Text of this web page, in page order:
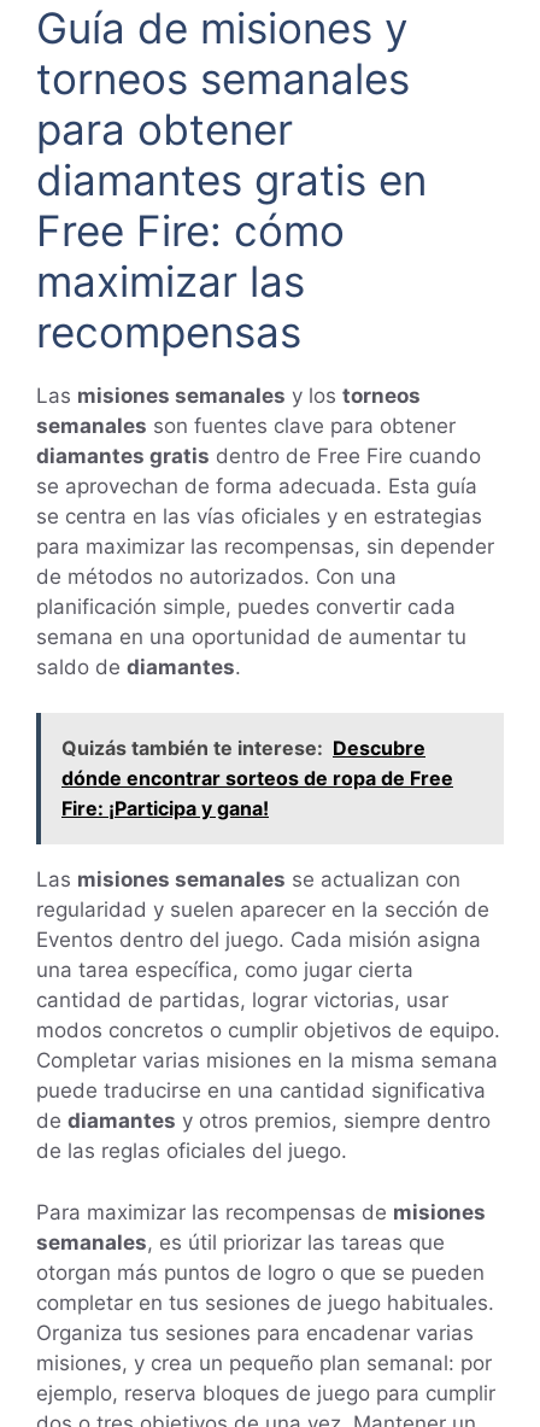
Guía de misiones y
torneos semanales
para obtener
diamantes gratis en
Free Fire: cómo
maximizar las
recompensas
Las misiones semanales y los torneos
semanales son fuentes clave para obtener
diamantes gratis dentro de Free Fire cuando
se aprovechan de forma adecuada. Esta guía
se centra en las vías oficiales y en estrategias
para maximizar las recompensas, sin depender
de métodos no autorizados. Con una
planificación simple, puedes convertir cada
semana en una oportunidad de aumentar tu
saldo de diamantes.
Quizás también te interese: Descubre
dónde encontrar sorteos de ropa de Free
Fire: ¡Participa y gana!
Las misiones semanales se actualizan con
regularidad y suelen aparecer en la sección de
Eventos dentro del juego. Cada misión asigna
una tarea específica, como jugar cierta
cantidad de partidas, lograr victorias, usar
modos concretos o cumplir objetivos de equipo.
Completar varias misiones en la misma semana
puede traducirse en una cantidad significativa
de diamantes y otros premios, siempre dentro
de las reglas oficiales del juego.
Para maximizar las recompensas de misiones
semanales, es útil priorizar las tareas que
otorgan más puntos de logro o que se pueden
completar en tus sesiones de juego habituales.
Organiza tus sesiones para encadenar varias
misiones, y crea un pequeño plan semanal: por
ejemplo, reserva bloques de juego para cumplir